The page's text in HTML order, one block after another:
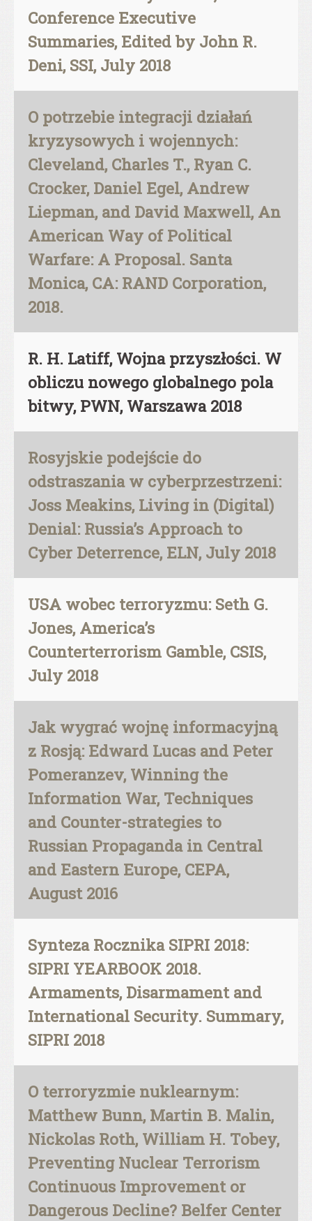
Conference Executive
Summaries, Edited by John R.
Deni, SSI, July 2018
O potrzebie integracji działań
kryzysowych i wojennych:
Cleveland, Charles T., Ryan C.
Crocker, Daniel Egel, Andrew
Liepman, and David Maxwell, An
American Way of Political
Warfare: A Proposal. Santa
Monica, CA: RAND Corporation,
2018.
R. H. Latiff, Wojna przyszłości. W
obliczu nowego globalnego pola
bitwy, PWN, Warszawa 2018
Rosyjskie podejście do
odstraszania w cyberprzestrzeni:
Joss Meakins, Living in (Digital)
Denial: Russia’s Approach to
Cyber Deterrence, ELN, July 2018
USA wobec terroryzmu: Seth G.
Jones, America’s
Counterterrorism Gamble, CSIS,
July 2018
Jak wygrać wojnę informacyjną
z Rosją: Edward Lucas and Peter
Pomeranzev, Winning the
Information War, Techniques
and Counter-strategies to
Russian Propaganda in Central
and Eastern Europe, CEPA,
August 2016
Synteza Rocznika SIPRI 2018:
SIPRI YEARBOOK 2018.
Armaments, Disarmament and
International Security. Summary,
SIPRI 2018
O terroryzmie nuklearnym:
Matthew Bunn, Martin B. Malin,
Nickolas Roth, William H. Tobey,
Preventing Nuclear Terrorism
Continuous Improvement or
Dangerous Decline? Belfer Center